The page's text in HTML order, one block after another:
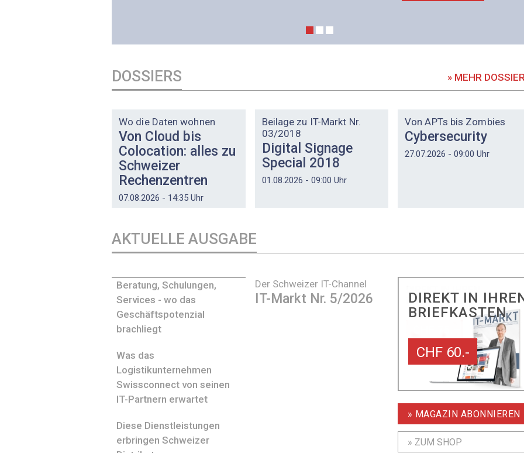
DOSSIERS » MEHR
Wo die Daten wohnen
Von Cloud bis
Colocation: alles zu
Schweizer
Rechenzentren
07.08.2026 - 14:35 Uhr
Beilage zu IT-Markt Nr.
03/2018
Digital Signage
Special 2018
01.08.2026 - 09:00 Uhr
Von APTs bis Zombies
Cybersecurity
27.07.2026 - 09:00 Uhr
AKTUELLE AUSGABE
Der Schweizer IT-Channel
IT-Markt Nr. 5/2026
Beratung, Schulungen,
Services - wo das
Geschäftspotenzial
brachliegt
Was das
Logistikunternehmen
Swissconnect von seinen
IT-Partnern erwartet
Diese Dienstleistungen
erbringen Schweizer
DIREKT IN
BRIEFKASTEN
CHF 60.-
» MAGAZIN ABONNIEREN
» ZUM SHOP